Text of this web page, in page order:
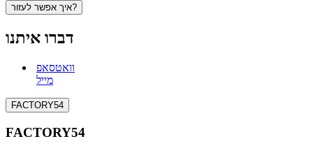
איך אפשר לעזור?
דברו איתנו
וואטסאפ
מייל
FACTORY54
FACTORY54